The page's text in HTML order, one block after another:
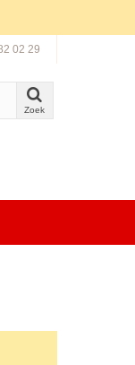
02 29
Zoek